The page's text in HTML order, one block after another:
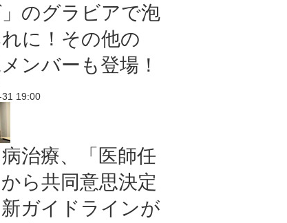
のグラビアで泡
に！その他の
ンバーも登場！
19:00
治療、「医師任
ら共同意思決定
ガイドラインが